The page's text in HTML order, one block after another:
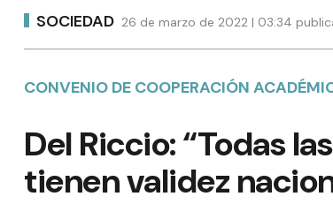
SOCIEDAD 26 de marzo de 2022 | 03:34
CONVENIO DE COOPERACIÓN
Del Riccio: “Todas
tienen validez